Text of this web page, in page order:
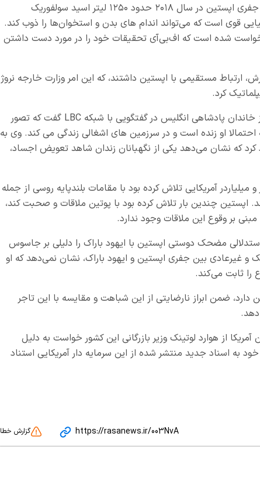
۲.انتشار برخی دیگر از اسناد این پرونده نشان ‌داد که جفری اپستین در سال ۲۰۱۸ حدود ۱۲۵۰ لیتر اسید سولفوریک
قوی است که می‌تواند اندام های بدن و استخوان‌ها را ذوب کند.
شده است که اف‌بی‌آی تحقیقات خود را در مورد دست داشتن
ارتباط مستقیمی با اپستین داشتند، که این امر وزارت خارجه نروژ
کرد.
۴.خانم ویکتوریا هروی، دوست سابق شاهزاده اندرو از خاندان پادشاهی انگلیس در گفتگویی با شبکه LBC گفت که تصور
او زنده است و در سرزمین های اشغالی زندگی می کند. وی به
کرد که نشان می‌دهد یکی از نگهبانان زندان شاهد تعویض اجساد،
آمریکایی تلاش کرده بود با مقامات بلندپایه روسی از جمله
اپستین چندین بار تلاش کرده بود با پوتین ملاقات و صحبت کند،
بر وقوع این ملاقات وجود ندارد.
مضحک دوستی اپستین با ایهود باراک را دلیلی بر جاسوس
و غیرعادی بین جفری اپستین و ایهود باراک، نشان نمی‌دهد که او
را ثابت می‌کند.
ضمن ابراز نارضایتی از این شباهت و مقایسه با این تاجر
از هوارد لوتینک وزیر بازرگانی این کشور خواست به دلیل
به اسناد جدید منتشر شده از این سرمایه دار آمریکایی استناد
https://rasanews.ir/003NvA گزارش خطا